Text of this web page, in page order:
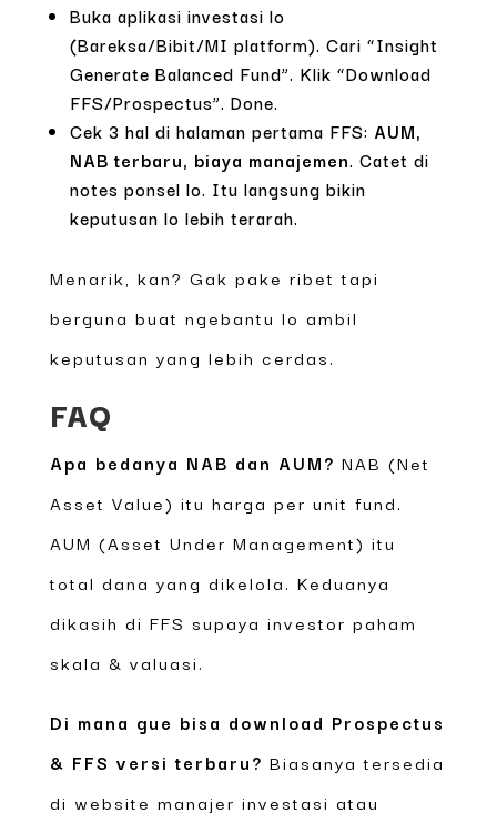
Buka aplikasi investasi lo
(Bareksa/Bibit/MI platform). Cari “Insight
Generate Balanced Fund”. Klik “Download
FFS/Prospectus”. Done.
Cek 3 hal di halaman pertama FFS: AUM,
NAB terbaru, biaya manajemen. Catet di
notes ponsel lo. Itu langsung bikin
keputusan lo lebih terarah.
Menarik, kan? Gak pake ribet tapi
berguna buat ngebantu lo ambil
keputusan yang lebih cerdas.
FAQ
Apa bedanya NAB dan AUM? NAB (Net
Asset Value) itu harga per unit fund.
AUM (Asset Under Management) itu
total dana yang dikelola. Keduanya
dikasih di FFS supaya investor paham
skala & valuasi.
Di mana gue bisa download Prospectus
& FFS versi terbaru? Biasanya tersedia
di website manajer investasi atau